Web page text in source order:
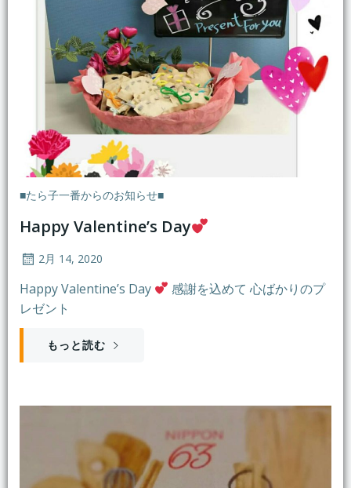
■たら子一番からのお知らせ■
Happy Valentine’s Day
2月 14, 2020
Happy Valentine’s Day
感謝を込めて 心ばかりのプ
レゼント
もっと読む